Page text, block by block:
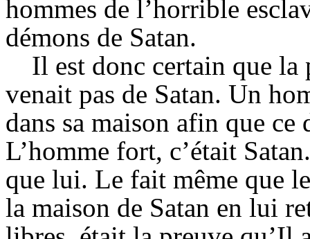
hommes de l’horrible
démons de Satan.
Il est donc certain que la
venait pas de Satan. Un
dans sa maison afin que
L’homme fort, c’était
que lui. Le fait même que
la maison de Satan en lui